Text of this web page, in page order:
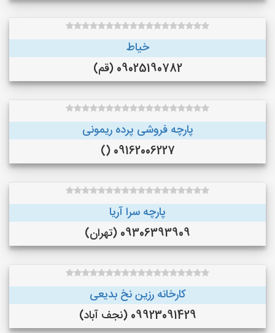
خیاط
09025190782 (قم)
پارچه فروشی پرده ریمونی
09162006227 ()
پارچه سرا آریا
09306393909 (تهران)
کارخانه رزین نخ بدیعی
09923091429 (نجف‌ آباد)